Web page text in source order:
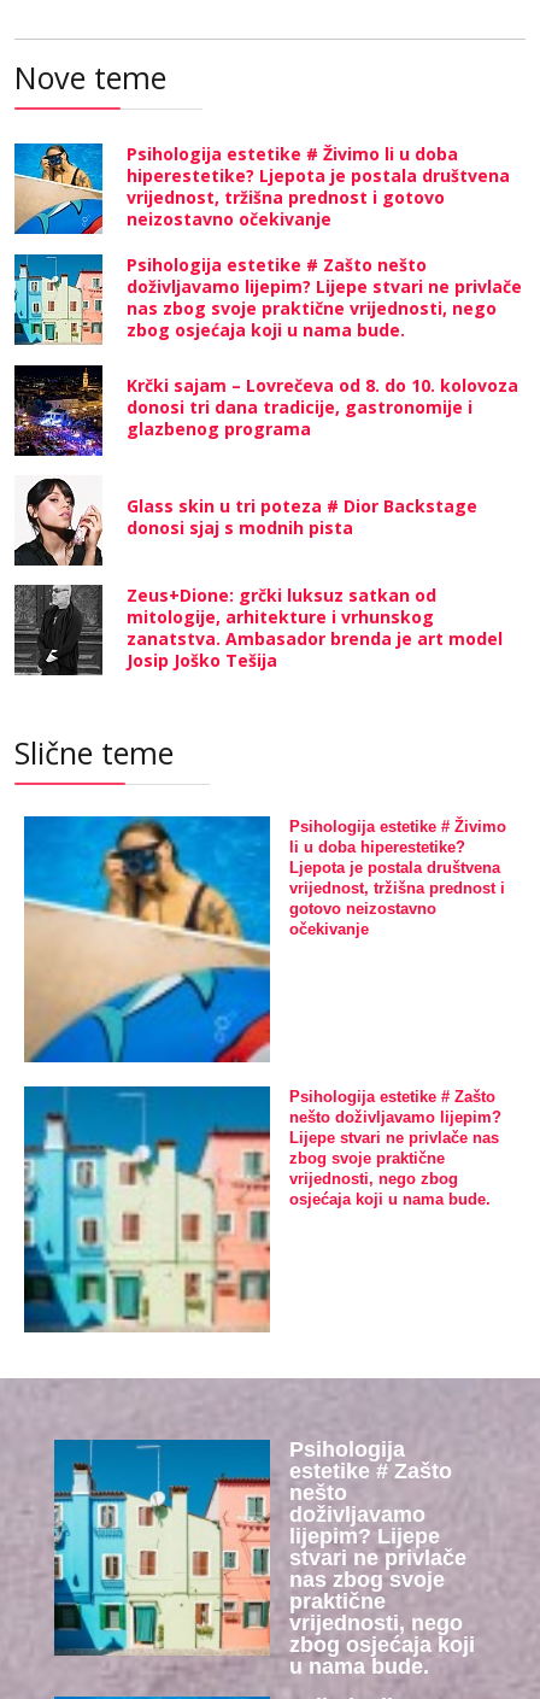
Nove teme
Psihologija estetike # Živimo li u doba
hiperestetike? Ljepota je postala društvena
vrijednost, tržišna prednost i gotovo
neizostavno očekivanje
Psihologija estetike # Zašto nešto
doživljavamo lijepim? Lijepe stvari ne privlače
nas zbog svoje praktične vrijednosti, nego
zbog osjećaja koji u nama bude.
Krčki sajam – Lovrečeva od 8. do 10. kolovoza
donosi tri dana tradicije, gastronomije i
glazbenog programa
Glass skin u tri poteza # Dior Backstage
donosi sjaj s modnih pista
Zeus+Dione: grčki luksuz satkan od
mitologije, arhitekture i vrhunskog
zanatstva. Ambasador brenda je art model
Josip Joško Tešija
Slične teme
Psihologija estetike # Živimo
li u doba hiperestetike?
Ljepota je postala društvena
vrijednost, tržišna prednost i
gotovo neizostavno
očekivanje
Psihologija estetike # Zašto
nešto doživljavamo lijepim?
Lijepe stvari ne privlače nas
zbog svoje praktične
vrijednosti, nego zbog
osjećaja koji u nama bude.
Psihologija
estetike # Zašto
nešto
doživljavamo
lijepim? Lijepe
stvari ne privlače
nas zbog svoje
praktične
vrijednosti, nego
zbog osjećaja koji
u nama bude.